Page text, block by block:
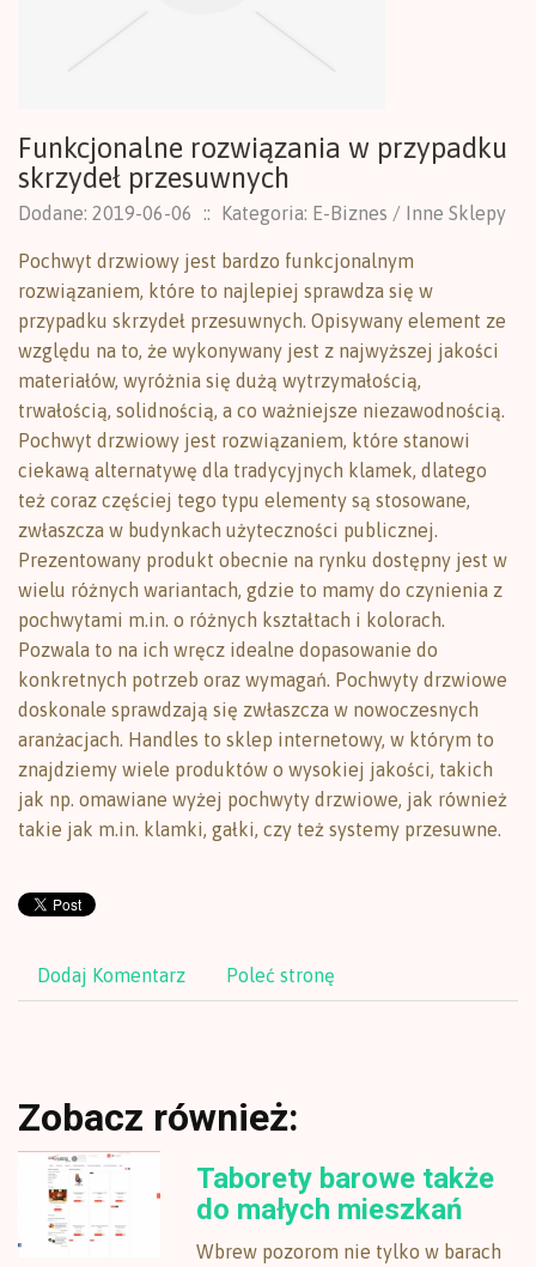
Funkcjonalne rozwiązania w przypadku
skrzydeł przesuwnych
Dodane: 2019-06-06 :: Kategoria: E-Biznes / Inne Sklepy
Pochwyt drzwiowy jest bardzo funkcjonalnym
rozwiązaniem, które to najlepiej sprawdza się w
przypadku skrzydeł przesuwnych. Opisywany element ze
względu na to, że wykonywany jest z najwyższej jakości
materiałów, wyróżnia się dużą wytrzymałością,
trwałością, solidnością, a co ważniejsze niezawodnością.
Pochwyt drzwiowy jest rozwiązaniem, które stanowi
ciekawą alternatywę dla tradycyjnych klamek, dlatego
też coraz częściej tego typu elementy są stosowane,
zwłaszcza w budynkach użyteczności publicznej.
Prezentowany produkt obecnie na rynku dostępny jest w
wielu różnych wariantach, gdzie to mamy do czynienia z
pochwytami m.in. o różnych kształtach i kolorach.
Pozwala to na ich wręcz idealne dopasowanie do
konkretnych potrzeb oraz wymagań. Pochwyty drzwiowe
doskonale sprawdzają się zwłaszcza w nowoczesnych
aranżacjach. Handles to sklep internetowy, w którym to
znajdziemy wiele produktów o wysokiej jakości, takich
jak np. omawiane wyżej pochwyty drzwiowe, jak również
takie jak m.in. klamki, gałki, czy też systemy przesuwne.
Dodaj Komentarz Poleć stronę
Zobacz również:
Taborety barowe także
do małych mieszkań
Wbrew pozorom nie tylko w barach